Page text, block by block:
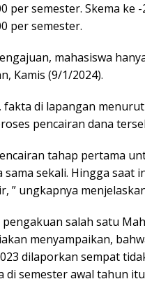
per semester. Skema
per semester.
mahasiswa
Kamis (9/1/2024).
fakta di lapangan
pencairan dana
tahap pertama
sama sekali. Hingga saat
” ungkapnya
salah satu
menyampaikan,
dilaporkan sempat
di semester awal tahun